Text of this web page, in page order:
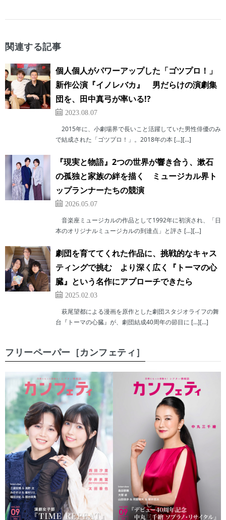
関連する記事
個人個人がパワーアップした「ゴツプロ！」
新作公演『イノレバカ』 男だらけの演劇集
団を、田中真弓が率いる!?
2023.08.07
2015年に、小劇場界で長いこと活躍していた男性俳優のみ
で結成された「ゴツプロ！」。2018年の本 […][…]
『現実と物語』2つの世界が響き合う、漱石
の孤独と家族の絆を描く ミュージカル界ト
ップランナーたちの競演
2026.05.07
音楽座ミュージカルの作品として1992年に初演され、「日
本のオリジナルミュージカルの到達点」と評さ […][…]
劇団を育ててくれた作品に、挑戦的なキャス
ティングで挑む より深く広く『トーマの心
臓』という名作にアプローチできたら
2025.02.03
萩尾望都による漫画を原作とした劇団スタジオライフの舞
台『トーマの心臓』が、劇団結成40周年の節目に […][…]
フリーペーパー［カンフェティ］